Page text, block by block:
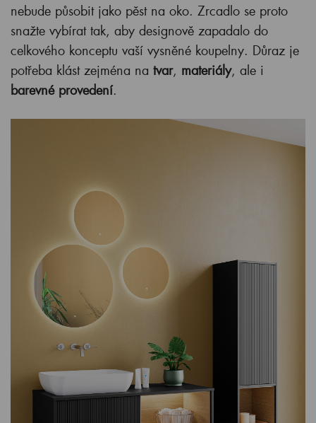
nebude působit jako pěst na oko. Zrcadlo se proto
snažte vybírat tak, aby designově zapadalo do
celkového konceptu vaší vysněné koupelny. Důraz je
potřeba klást zejména na tvar, materiály, ale i
barevné provedení.